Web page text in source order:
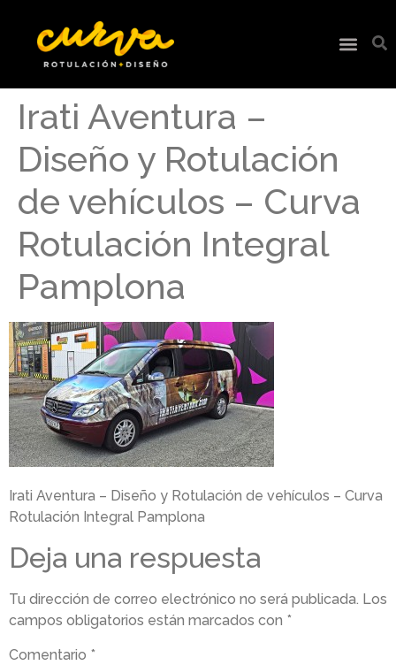
Irati Aventura –
Diseño y Rotulación
de vehículos – Curva
Rotulación Integral
Pamplona
Irati Aventura – Diseño y Rotulación de vehículos – Curva
Rotulación Integral Pamplona
Deja una respuesta
Tu dirección de correo electrónico no será publicada. Los
campos obligatorios están marcados con *
Comentario *